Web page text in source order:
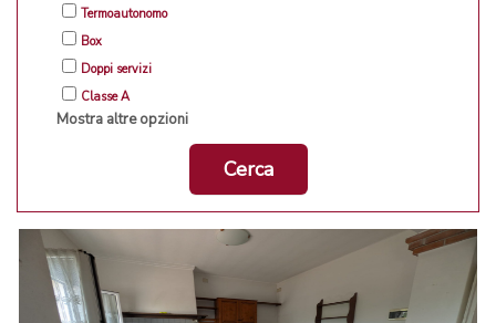
Termoautonomo
Box
Doppi servizi
Classe A
Mostra altre opzioni
Cerca